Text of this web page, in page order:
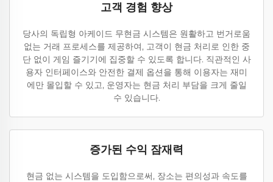
고객 경험 향상
당사의 독립형 아케이드 무현금 시스템은 원활하고 번거로움
없는 거래 프로세스를 제공하여, 고객이 현금 처리로 인한 중
단 없이 게임 즐기기에 집중할 수 있도록 합니다. 직관적인 사
용자 인터페이스와 안전한 결제 옵션을 통해 이용자는 재미
에만 몰입할 수 있고, 운영자는 현금 처리 부담을 크게 줄일
수 있습니다.
증가된 수익 잠재력
현금 없는 시스템을 도입함으로써, 장소는 편의성과 속도를